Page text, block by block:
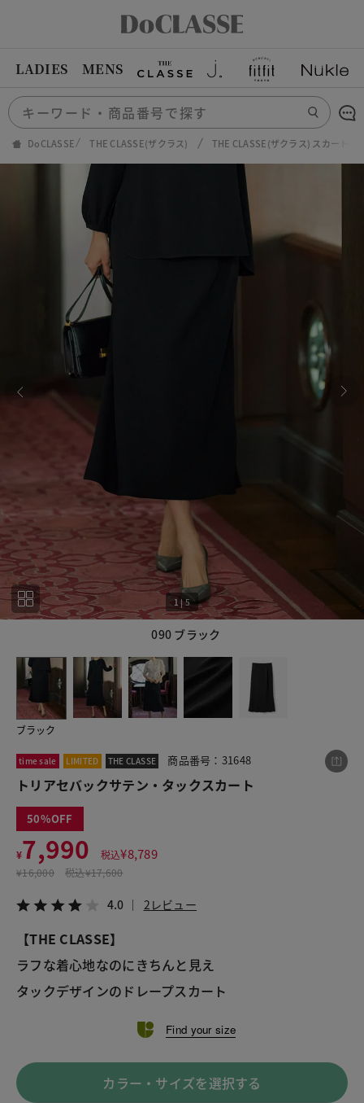
LADIES MENS
DoCLASSE THE CLASSE(ザクラス) THE CLASSE(ザクラス) スカート一
090 ブラック
1 |5
ブラック
1
time sale LIMITED THE CLASSE 商品番号：31648
トリアセバックサテン・タックスカート
50
¥7,990 税込¥8,789
¥16,000 税込¥17,600
4.0 2レビュー
【THE CLASSE】
ラフな着心地なのにきちんと見え
タックデザインのドレープスカート
Find your size
カラー・サイズを選択する
この商品をシェアする
¥7,990 税込¥8,789
LINE X メール